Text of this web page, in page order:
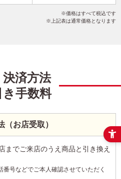
年 こだわりデザイン
価格はすべて税込です
上記表は通常価格となります
済方法
き手数料
（お店受取）
までご来店のうえ商品と引き換え
号などでご本人確認させていただく